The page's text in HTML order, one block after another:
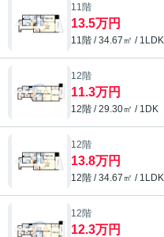
11階
13.5万円
11階 / 34.67㎡ / 1LDK
12階
11.3万円
12階 / 29.30㎡ / 1DK
12階
13.8万円
12階 / 34.67㎡ / 1LDK
12階
12.3万円